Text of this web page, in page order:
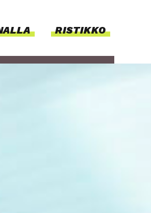
RISTIKKO